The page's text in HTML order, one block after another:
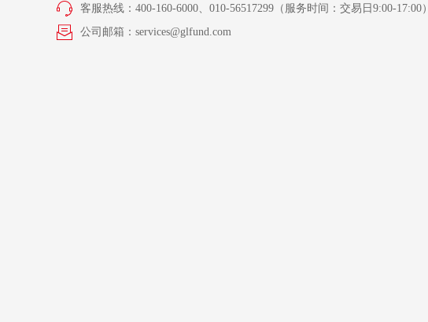
客服热线：400-160-6000、010-56517299（服务时间：交易日9:00-17:00）
公司邮箱：services@glfund.com